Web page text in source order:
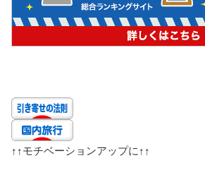
↑↑モチベーションアップに ↑↑